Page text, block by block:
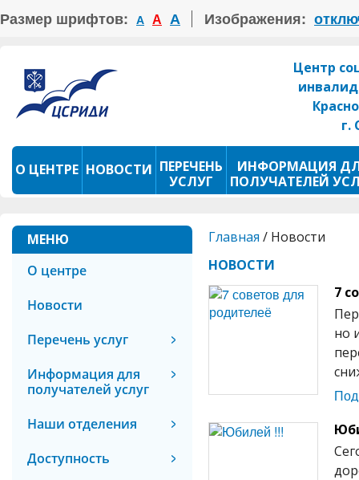
Размер шрифтов: А А А Изображения:
Центр
г.
О ЦЕНТРЕ НОВОСТИ ПЕРЕЧЕНЬ
УСЛУГ
ИНФОРМАЦИЯ
ПОЛУЧАТЕЛЕЙ
ПРОКАТ ТСР ФОТОКОНКУРС
МЕНЮ
О центре
Новости
Перечень услуг
Информация для
получателей услуг
Наши отделения
Доступность
Главная / Новости
НОВОСТИ
7
но